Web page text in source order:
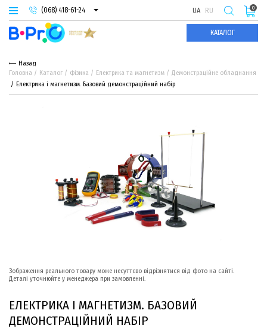
(068) 418-61-24
(093) 974-66-94
(095) 987-29-55
UA RU
КАТАЛОГ
0
Назад
Головна
Каталог Фізика Електрика та магнетизм
Демонстраційне обладнання
Електрика і магнетизм. Базовий демонстраційний набір
Зображення реального товару може несуттєво відрізнятися від фото на сайті.
Деталі уточнюйте у менеджера при замовленні.
ЕЛЕКТРИКА І МАГНЕТИЗМ. БАЗОВИЙ
ДЕМОНСТРАЦІЙНИЙ НАБІР